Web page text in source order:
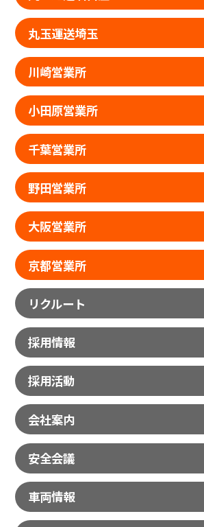
丸玉運送埼玉
川崎営業所
小田原営業所
千葉営業所
野田営業所
大阪営業所
京都営業所
リクルート
採用情報
採用活動
会社案内
安全会議
車両情報